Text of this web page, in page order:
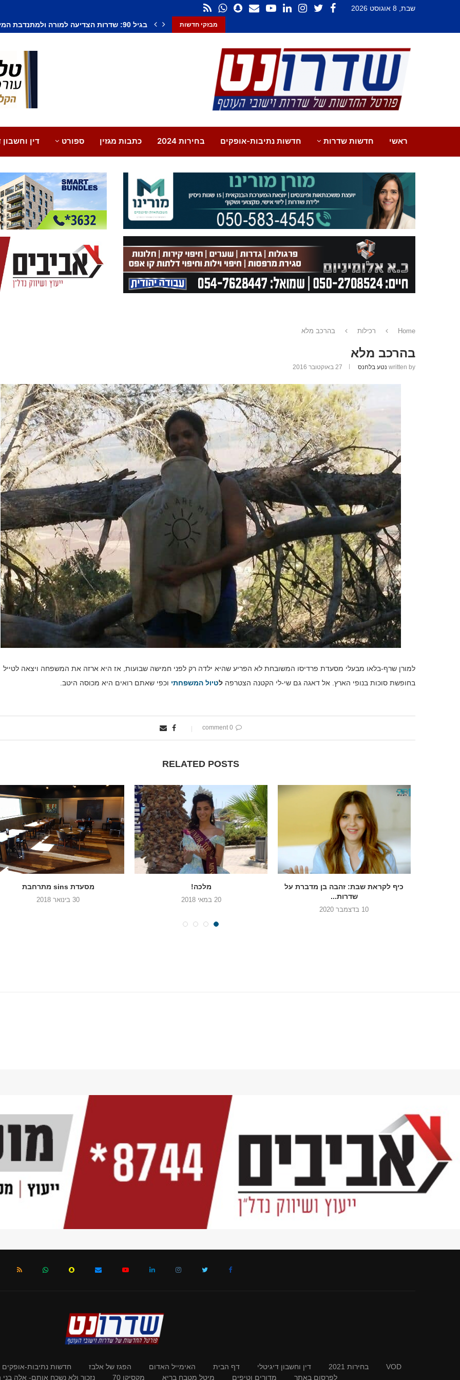
שבת, 8 אוגוסט 2026
מבזקי חדשות חשד לחיסול בנתיבות: אדם נורה למוות, צעיר
ראשי חדשות שדרות חדשות נתיבות-אופקים בחירות 2024 כתבות מגזין ספורט דין וחשבון
Home רכילות בהרכב מלא
בהרכב מלא
written by נטע בלחנס 27 באוקטובר 2016
למורן שרף-בלאו מבעלי מסעדת פרדיסו המשובחת לא הפריע שהיא ילדה רק לפני חמישה שבועות, אז היא ארזה את המשפחה ויצאה לטייל
בחופשת סוכות בנופי הארץ. אל דאגה גם שי-לי הקטנה הצטרפה לטיול המשפחתי וכפי שאתם רואים היא מכוסה היטב.
0 comment
RELATED POSTS
כיף לקראת שבת: זהבה בן מדברת על
שדרות...
10 בדצמבר 2020
מלכה!
20 במאי 2018
מסעדת sins מתרחבת
30 בינואר 2018
VOD בחירות 2021 דין וחשבון דיגיטלי דף הבית האימייל האדום הפגז של אלבז חדשות נתיבות-אופקים
לפרסום באתר
מדורים וטיפים מיטל מטבח בריא מקסיקו 70 נזכור ולא נשכח אותם- אלה